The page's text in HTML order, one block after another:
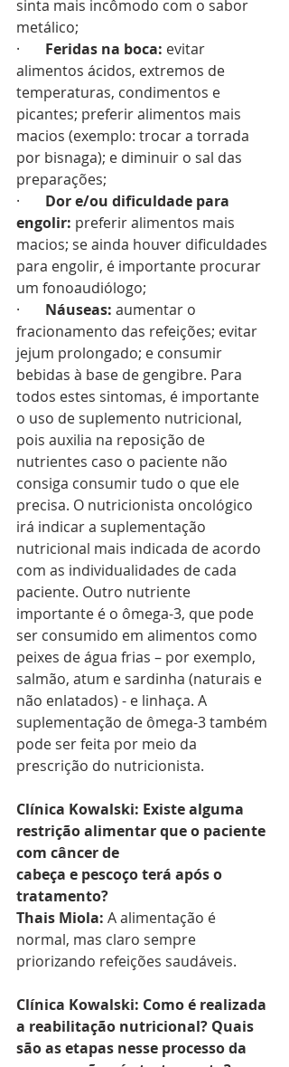
sinta mais incômodo com o sabor
metálico;
· Feridas na boca: evitar
alimentos ácidos, extremos de
temperaturas, condimentos e
picantes; preferir alimentos mais
macios (exemplo: trocar a torrada
por bisnaga); e diminuir o sal das
preparações;
· Dor e/ou dificuldade para
engolir: preferir alimentos mais
macios; se ainda houver dificuldades
para engolir, é importante procurar
um fonoaudiólogo;
· Náuseas: aumentar o
fracionamento das refeições; evitar
jejum prolongado; e consumir
bebidas à base de gengibre. Para
todos estes sintomas, é importante
o uso de suplemento nutricional,
pois auxilia na reposição de
nutrientes caso o paciente não
consiga consumir tudo o que ele
precisa. O nutricionista oncológico
irá indicar a suplementação
nutricional mais indicada de acordo
com as individualidades de cada
paciente. Outro nutriente
importante é o ômega-3, que pode
ser consumido em alimentos como
peixes de água frias – por exemplo,
salmão, atum e sardinha (naturais e
não enlatados) - e linhaça. A
suplementação de ômega-3 também
pode ser feita por meio da
prescrição do nutricionista.
Clínica Kowalski: Existe alguma
restrição alimentar que o paciente
com câncer de
cabeça e pescoço terá após o
tratamento?
Thais Miola: A alimentação é
normal, mas claro sempre
priorizando refeições saudáveis.
Clínica Kowalski: Como é realizada
a reabilitação nutricional? Quais
são as etapas nesse processo da